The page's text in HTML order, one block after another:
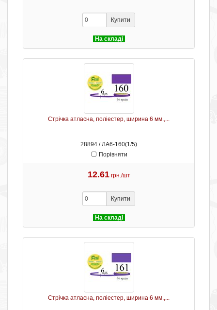
Купити
На складі
Стрічка атласна, поліестер, ширина 6 мм.,...
28894 / ЛА6-160(1/5)
Порівняти
12.61 грн./шт
Купити
На складі
Стрічка атласна, поліестер, ширина 6 мм.,...